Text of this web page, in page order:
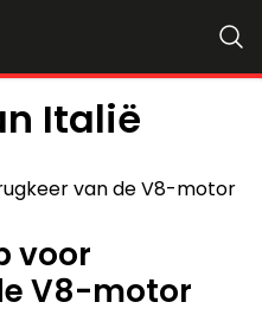
Italië
voor
V8-motor